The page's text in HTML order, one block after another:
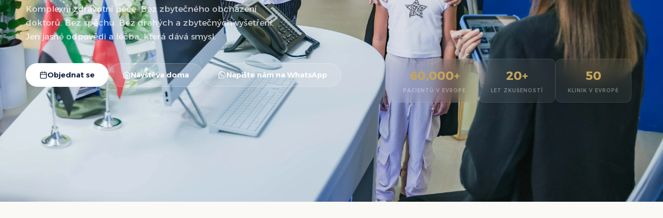
Komplexní zdravotní péče. Bez zbytečného obcházení
doktorů. Bez spěchu. Bez drahých a zbytečných vyšetření.
Jen jasné odpovědi a léčba, která dává smysl.
Objednat se Návštěva doma Napište nám na WhatsApp 60,000+
PACIENTŮ V EVROPĚ
20+
LET ZKUŠENOSTÍ
50
KLINIK V EVROPĚ